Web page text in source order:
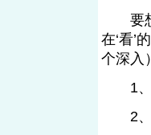
要想
在‘看’
个深
1、
2、